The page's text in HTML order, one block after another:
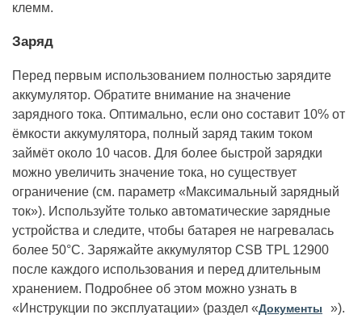
клемм.
Заряд
Перед первым использованием полностью зарядите
аккумулятор. Обратите внимание на значение
зарядного тока. Оптимально, если оно составит 10% от
ёмкости аккумулятора, полный заряд таким током
займёт около 10 часов. Для более быстрой зарядки
можно увеличить значение тока, но существует
ограничение (см. параметр «Максимальный зарядный
ток»). Используйте только автоматические зарядные
устройства и следите, чтобы батарея не нагревалась
более 50°С. Заряжайте аккумулятор CSB TPL 12900
после каждого использования и перед длительным
хранением. Подробнее об этом можно узнать в
«Инструкции по эксплуатации» (раздел «Документы »).